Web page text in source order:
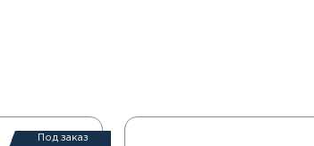
Под заказ